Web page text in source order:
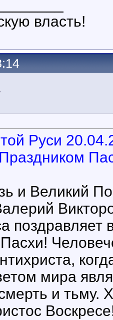
власть!
Руси
и Великий
поздравляет
мира
и тьму.